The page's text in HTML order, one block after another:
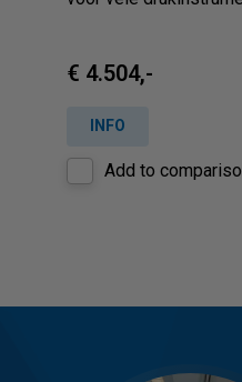
€ 4.504,-
INFO
Add to